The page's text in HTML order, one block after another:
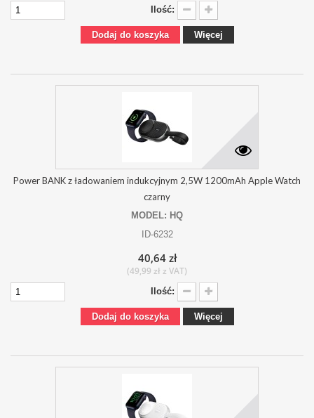
Ilość:
Dodaj do koszyka Więcej
Power BANK z ładowaniem indukcyjnym 2,5W 1200mAh Apple Watch
czarny
MODEL: HQ
ID-6232
40,64 zł
(49,99 zł z VAT)
Ilość:
Dodaj do koszyka Więcej